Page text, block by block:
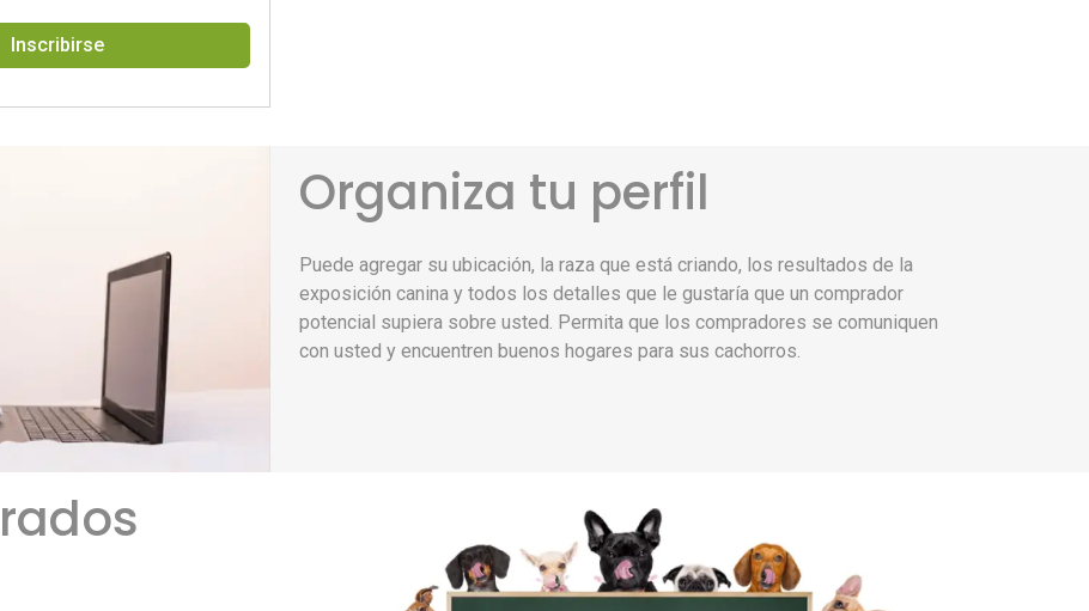
Inscribirse
Organiza tu perfil
Puede agregar su ubicación, la raza que está criando, los resultados de la
exposición canina y todos los detalles que le gustaría que un comprador
potencial supiera sobre usted. Permita que los compradores se comuniquen
con usted y encuentren buenos hogares para sus cachorros.